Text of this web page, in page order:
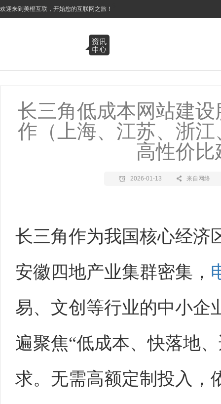
欢迎来到美橙互联，开始您的互联网之旅！
长三角低成本网站建
作（上海、江苏、浙
高性价
2026-01-13 来自网络
长三角作为我国核心经济
安徽四地产业集群密集，
易、文创等行业的中小企
遍聚焦“低成本、快落地
求。无需高额定制投入，